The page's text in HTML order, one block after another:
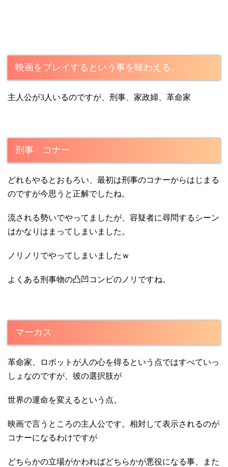
映画をプレイするという事を味わえる。
主人公が3人いるのですが、刑事、家政婦、革命家
刑事 コナー
どれもやるとおもろい、最初は刑事のコナーからはじまる
のですが今思うと正解でしたね。
流される勢いでやってましたが、容疑者に尋問するシーン
はかなりはまってしまいました。
ノリノリでやってしまいましたｗ
よくある刑事物の凸凹コンビのノリですね。
マーカス
革命家、ロボットが人の心を得るという点ではすべていっ
しょなのですが、彼の選択肢が
世界の運命を変えるという点。
映画で言うところの主人公です。相対して表示されるのが
コナーになるわけですが
どちらかの立場がかわればどちらかが悪役になる事、また